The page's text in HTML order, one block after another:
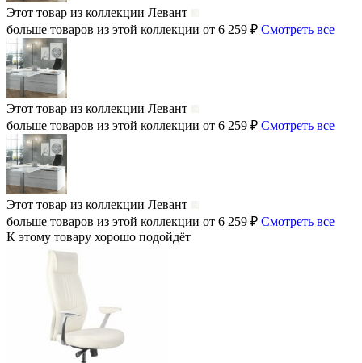
Этот товар из коллекции Левант
больше товаров из этой коллекции от 6 259 ₽ Смотреть все
Этот товар из коллекции Левант
больше товаров из этой коллекции от 6 259 ₽ Смотреть все
Этот товар из коллекции Левант
больше товаров из этой коллекции от 6 259 ₽ Смотреть все
К этому товару хорошо подойдёт